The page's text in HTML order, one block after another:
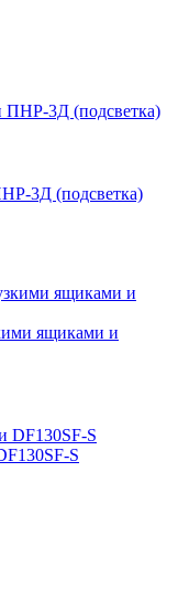
3Д (подсветка)
ящиками и
S